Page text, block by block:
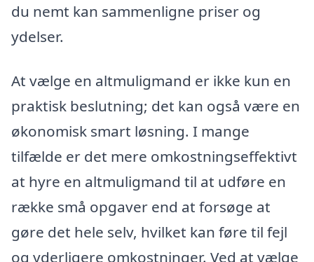
du nemt kan sammenligne priser og
ydelser.
At vælge en altmuligmand er ikke kun en
praktisk beslutning; det kan også være en
økonomisk smart løsning. I mange
tilfælde er det mere omkostningseffektivt
at hyre en altmuligmand til at udføre en
række små opgaver end at forsøge at
gøre det hele selv, hvilket kan føre til fejl
og yderligere omkostninger. Ved at vælge